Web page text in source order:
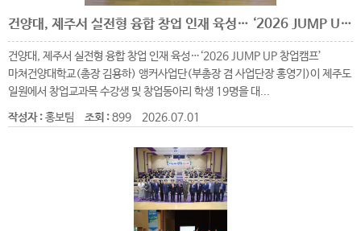
건양대, 제주서 실전형 융합 창업 인재 육성… ‘2026 JUMP UP 창업캠프’ 마쳐
건양대, 제주서 실전형 융합 창업 인재 육성…‘2026 JUMP UP 창업캠프’
마쳐건양대학교(총장 김용하) 앵커사업단(부총장 겸 사업단장 홍영기)이 제주도
일원에서 창업교과목 수강생 및 창업동아리 학생 19명을 대...
작성자 :홍보팀 조회 :899 2026.07.01